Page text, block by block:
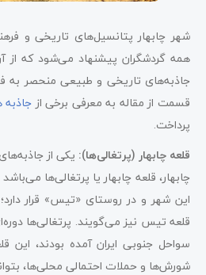
شهر چابهار پتانسیل‌های تاریخی و
همه گردشگران پیشنهاد می‌شود که از
جاذبه‌های تاریخی و طبیعی منحصر به
قسمت از مقاله به معرفی برخی از
پرداخت.
قلعه چابهار (پرتغالی‌ها): یکی از
این شهر و در روستای «تیس» قرار
قلعه تیس نیز می‌گویند. پرتغالی‌ها
سواحل جنوبی ایران آمده بودند، این
شورش‌ها و حملات احتمالی محلی‌ها،